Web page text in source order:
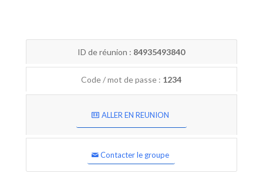
ID de réunion : 84935493840
Code / mot de passe : 1234
ALLER EN REUNION
Contacter le groupe